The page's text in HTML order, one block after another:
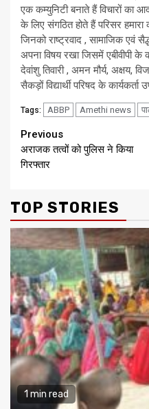
एक कम्युनिटी बनाते हैं विचारों का
के लिए संगठित होते हैं परिसर हमारा
जिनको राष्ट्रवाद , सामाजिक एवं
अपना विषय रखा जिसमें एबीवीपी के
देवांशु तिवारी , अमन मौर्य, अक्षय,
सैकड़ों विद्यार्थी परिषद के कार्यकर्ता
Tags: ABBP Amethi news
Continue
Reading
Previous
अराजक तत्वों को पुलिस ने किया
गिरफ्तार
TOP STORIES
1 min read